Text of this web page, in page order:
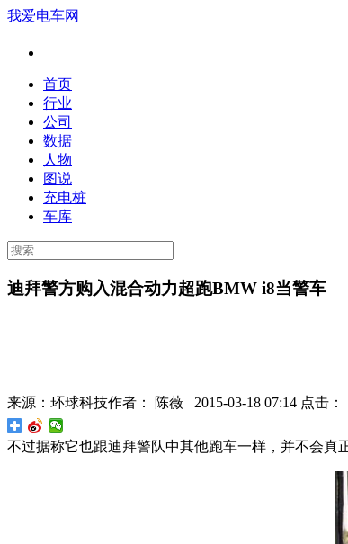
我爱电车网
首页
行业
公司
数据
人物
图说
充电桩
车库
迪拜警方购入混合动力超跑BMW i8当警车
来源： 环球科技作者： 陈薇 2015-03-18 07:14 点击：
不过据称它也跟迪拜警队中其他跑车一样，并不会真